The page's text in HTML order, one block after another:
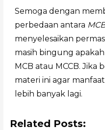
Semoga dengan
perbedaan antara
menyelesaikan
masih bingung
MCB atau MCCB. Jika
materi ini agar
lebih banyak lagi.
Related Posts: